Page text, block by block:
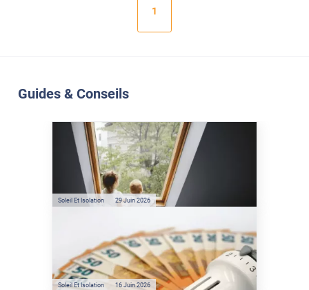
1
Guides & Conseils
Véranda et Velux : Comment
bloquer jusqu'à 80% de
l'énergie solaire sans
climatisation ?
Soleil Et Isolation 29 Juin 2026
Film anti-chaleur : quelles
sont les économies d’énergie
réelles ?
Soleil Et Isolation 16 Juin 2026